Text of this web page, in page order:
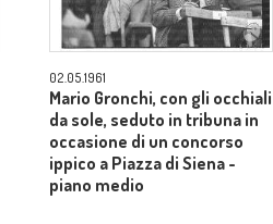
02.05.1961
Mario Gronchi, con gli occhiali
da sole, seduto in tribuna in
occasione di un concorso
ippico a Piazza di Siena -
piano medio